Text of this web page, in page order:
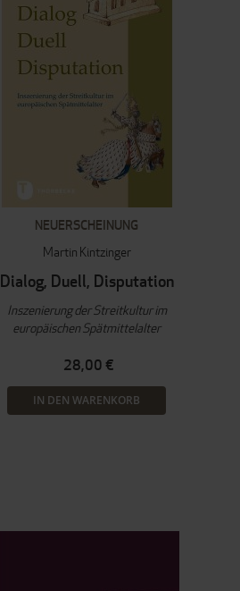
NEUERSCHEINUNG
Martin Kintzinger
Dialog, Duell, Disputation
Inszenierung der Streitkultur im
europäischen Spätmittelalter
28,00 €
IN DEN WARENKORB